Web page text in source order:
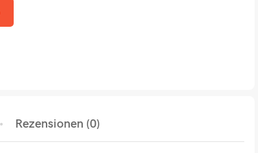
Rezensionen (0)